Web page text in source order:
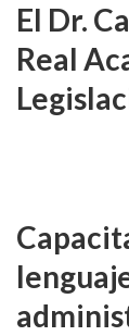
El Dr.
Real